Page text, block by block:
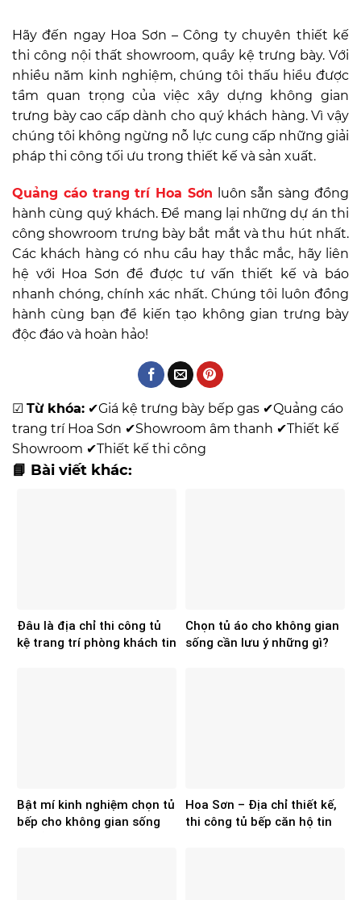
Hãy đến ngay Hoa Sơn – Công ty chuyên thiết kế
thi công nội thất showroom, quầy kệ trưng bày. Với
nhiều năm kinh nghiệm, chúng tôi thấu hiểu được
tầm quan trọng của việc xây dựng không gian
trưng bày cao cấp dành cho quý khách hàng. Vì vậy
chúng tôi không ngừng nỗ lực cung cấp những giải
pháp thi công tối ưu trong thiết kế và sản xuất.
Quảng cáo trang trí Hoa Sơn luôn sẵn sàng đồng
hành cùng quý khách. Để mang lại những dự án thi
công showroom trưng bày bắt mắt và thu hút nhất.
Các khách hàng có nhu cầu hay thắc mắc, hãy liên
hệ với Hoa Sơn để được tư vấn thiết kế và báo
nhanh chóng, chính xác nhất. Chúng tôi luôn đồng
hành cùng bạn để kiến tạo không gian trưng bày
độc đáo và hoàn hảo!
☑ Từ khóa: ✔Giá kệ trưng bày bếp gas ✔Quảng cáo
trang trí Hoa Sơn ✔Showroom âm thanh ✔Thiết kế
Showroom ✔Thiết kế thi công
📘 Bài viết khác:
Đâu là địa chỉ thi công tủ
kệ trang trí phòng khách tin
Chọn tủ áo cho không gian
sống cần lưu ý những gì?
Bật mí kinh nghiệm chọn tủ
bếp cho không gian sống
Hoa Sơn – Địa chỉ thiết kế,
thi công tủ bếp căn hộ tin